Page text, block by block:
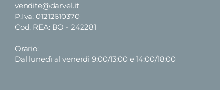
vendite@darvel.it
P.Iva: 01212610370
Cod. REA: BO - 242281
Orario:
Dal lunedì al venerdì 9:00/13:00 e 14:00/18:00